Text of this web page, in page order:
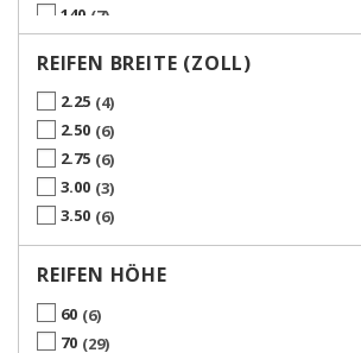
140 7
REIFEN BREITE (ZOLL)
2.25 4
2.50 6
2.75 6
3.00 3
3.50 6
REIFEN HÖHE
60 6
70 29